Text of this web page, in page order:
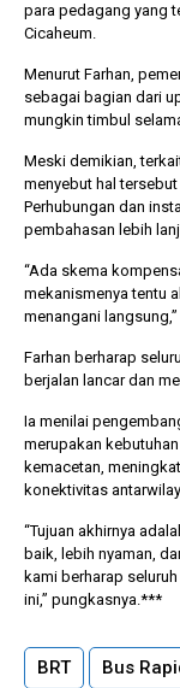
para pedagang yang
Cicaheum.
Menurut Farhan,
sebagai bagian dari
mungkin timbul
Meski demikian,
menyebut hal
Perhubungan dan
pembahasan lebih
“Ada skema
mekanismenya tentu
menangani langsung,”
Farhan berharap
berjalan lancar dan
Ia menilai
merupakan
kemacetan,
konektivitas
“Tujuan akhirnya
baik, lebih nyaman,
kami berharap
ini,” pungkasnya.***
BRT Bus